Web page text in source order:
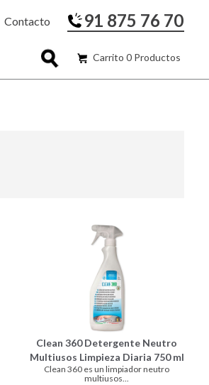
Contacto 91 875 76 70
Carrito 0 Productos
Clean 360 Detergente Neutro
Multiusos Limpieza Diaria 750 ml
Clean 360 es un limpiador neutro
multiusos...